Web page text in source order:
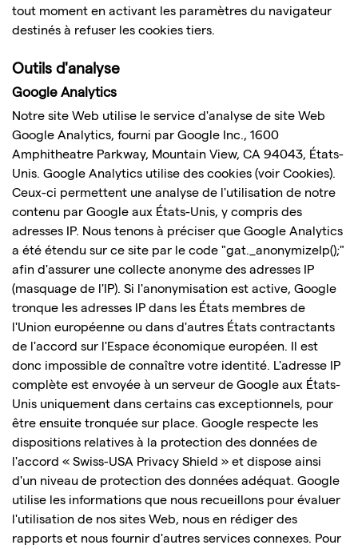
tout moment en activant les paramètres du navigateur
destinés à refuser les cookies tiers.
Outils d'analyse
Google Analytics
Notre site Web utilise le service d'analyse de site Web
Google Analytics, fourni par Google Inc., 1600
Amphitheatre Parkway, Mountain View, CA 94043, États-
Unis. Google Analytics utilise des cookies (voir Cookies).
Ceux-ci permettent une analyse de l'utilisation de notre
contenu par Google aux États-Unis, y compris des
adresses IP. Nous tenons à préciser que Google Analytics
a été étendu sur ce site par le code "gat._anonymizeIp();"
afin d'assurer une collecte anonyme des adresses IP
(masquage de l'IP). Si l'anonymisation est active, Google
tronque les adresses IP dans les États membres de
l'Union européenne ou dans d'autres États contractants
de l'accord sur l'Espace économique européen. Il est
donc impossible de connaître votre identité. L'adresse IP
complète est envoyée à un serveur de Google aux États-
Unis uniquement dans certains cas exceptionnels, pour
être ensuite tronquée sur place. Google respecte les
dispositions relatives à la protection des données de
l'accord « Swiss-USA Privacy Shield » et dispose ainsi
d'un niveau de protection des données adéquat. Google
utilise les informations que nous recueillons pour évaluer
l'utilisation de nos sites Web, nous en rédiger des
rapports et nous fournir d'autres services connexes. Pour